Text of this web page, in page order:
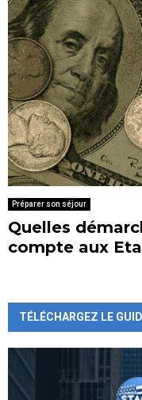
Préparer son séjour
Quelles
compte aux
TÉLÉCHARGEZ LE